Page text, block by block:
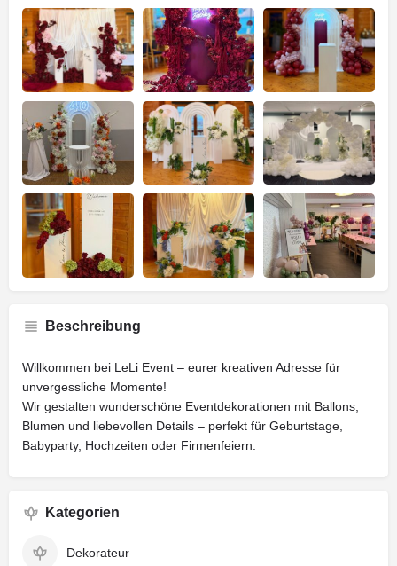
Beschreibung
Willkommen bei LeLi Event – eurer kreativen Adresse für
unvergessliche Momente!
Wir gestalten wunderschöne Eventdekorationen mit Ballons,
Blumen und liebevollen Details – perfekt für Geburtstage,
Babyparty, Hochzeiten oder Firmenfeiern.
Kategorien
Dekorateur